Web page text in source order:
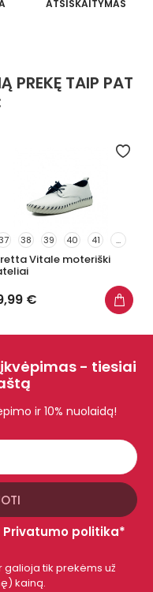
ATSISKAITYMAS
PREKĘ TAIP PAT
38 39 40 41 ...
Vitale moteriški
€
- tiesiai
ir 10% nuolaidą!
Privatumo politika*
tik prekėms už
kainą.